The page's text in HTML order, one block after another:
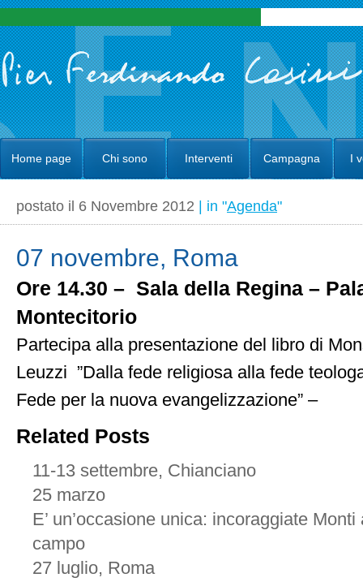
Home page Chi sono Interventi Campagna I
postato il 6 Novembre 2012 | in "Agenda"
07 novembre, Roma
Ore 14.30 – Sala della Regina –
Montecitorio
Partecipa alla presentazione del libro di
Leuzzi ”Dalla fede religiosa alla fede
Fede per la nuova evangelizzazione” –
Related Posts
11-13 settembre, Chianciano
25 marzo
E’ un’occasione unica: incoraggiate
campo
27 luglio, Roma